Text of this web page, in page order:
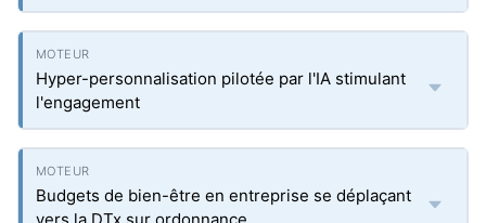
Hyper-personnalisation pilotée par l'IA stimulant
l'engagement
Budgets de bien-être en entreprise se déplaçant